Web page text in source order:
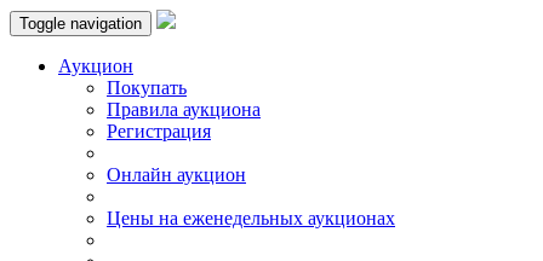
Toggle navigation
Аукцион
Пoкупать
Правила аукциона
Регистрация
Онлайн аукцион
Цены на еженедельных аукционах